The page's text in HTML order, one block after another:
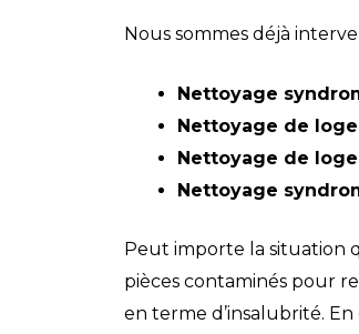
Nous sommes déjà
Nettoyage
Nettoyage de
Nettoyage de
Nettoyage
Peut importe la situation
pièces contaminés pour
en terme d’insalubrité.